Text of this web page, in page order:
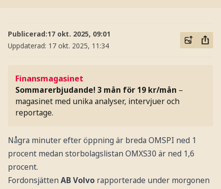
Publicerad:17 okt. 2025, 09:01
Uppdaterad: 17 okt. 2025, 11:34
Finansmagasinet
Sommarerbjudande! 3 mån för 19 kr/mån –
magasinet med unika analyser, intervjuer och
reportage.
Några minuter efter öppning är breda OMSPI ned 1
procent medan storbolagslistan OMXS30 är ned 1,6
procent.
Fordonsjätten AB Volvorapporterade under morgonen